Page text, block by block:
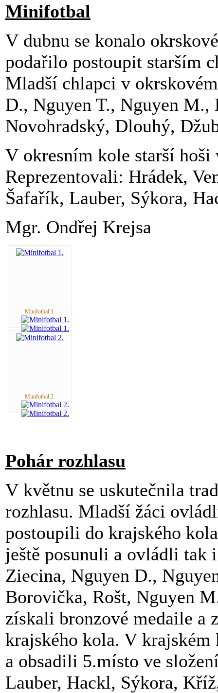
Minifotbal
V dubnu se konalo
podařilo postoupit starším
Mladší chlapci v
D., Nguyen T., Nguyen M.,
Novohradský, Dlouhý,
V okresním kole starší
Reprezentovali: Hrádek,
Šafařík, Lauber, Sýkora,
Mgr. Ondřej Krejsa
Minifotbal 1.
Minifotbal 2.
Pohár rozhlasu
V květnu se uskutečnila
rozhlasu. Mladší žáci
postoupili do krajského
ještě posunuli a ovládli
Ziecina, Nguyen D.,
Borovička, Rošt, Nguyen
získali bronzové medaile a
krajského kola. V
a obsadili 5.místo ve
Lauber, Hackl, Sýkora,